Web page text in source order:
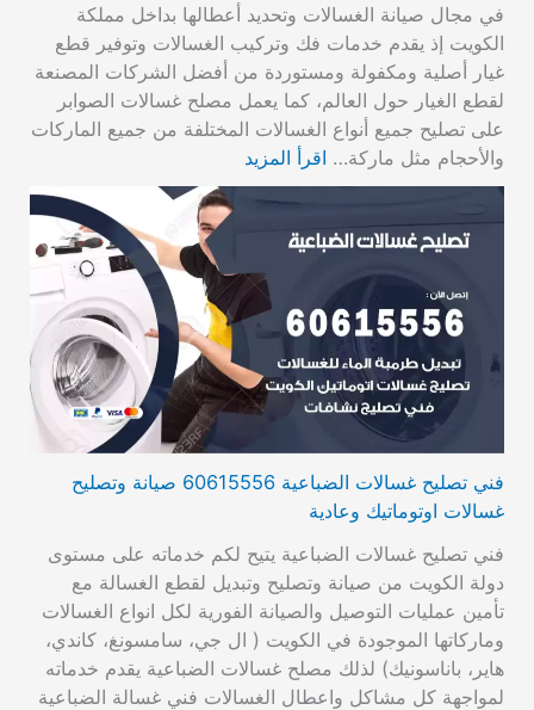
في مجال صيانة الغسالات وتحديد أعطالها بداخل مملكة
الكويت إذ يقدم خدمات فك وتركيب الغسالات وتوفير قطع
غيار أصلية ومكفولة ومستوردة من أفضل الشركات المصنعة
لقطع الغيار حول العالم، كما يعمل مصلح غسالات الصوابر
على تصليح جميع أنواع الغسالات المختلفة من جميع الماركات
والأحجام مثل ماركة… اقرأ المزيد
فني تصليح غسالات الضباعية 60615556 صيانة وتصليح
غسالات اوتوماتيك وعادية
فني تصليح غسالات الضباعية يتيح لكم خدماته على مستوى
دولة الكويت من صيانة وتصليح وتبديل لقطع الغسالة مع
تأمين عمليات التوصيل والصيانة الفورية لكل انواع الغسالات
وماركاتها الموجودة في الكويت ( ال جي، سامسونغ، كاندي،
هاير، باناسونيك) لذلك مصلح غسالات الضباعية يقدم خدماته
لمواجهة كل مشاكل واعطال الغسالات فني غسالة الضباعية